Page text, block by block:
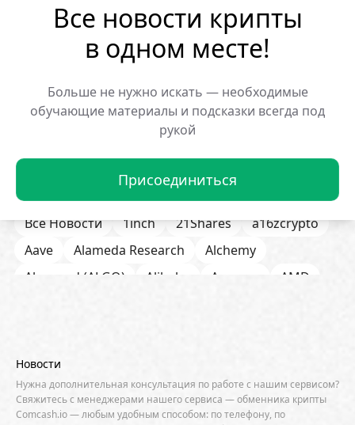
Все новости крипты
в одном месте!
Больше не нужно искать — необходимые
обучающие материалы и подсказки всегда под
рукой
Присоединиться
Мем-монета BP на Solana
Криптокит
Все Новости 1inch 21Shares
a16zcrypto
Aave
Alameda Research
Alchemy
Algorand (ALGO)
Alibaba Amazon
AMD
Aster
Binance
BIS Bitcoin Core
Bitcoin Pizza Day
Bitfarms
Bitfinex Bitget Bithumb
Новости
Нужна дополнительная консультация по работе с нашим сервисом?
Свяжитесь с менеджерами нашего сервиса — обменника крипты
Comcash.io — любым удобным способом: по телефону, по